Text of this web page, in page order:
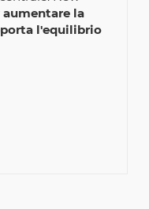
aumentare la
l'equilibrio